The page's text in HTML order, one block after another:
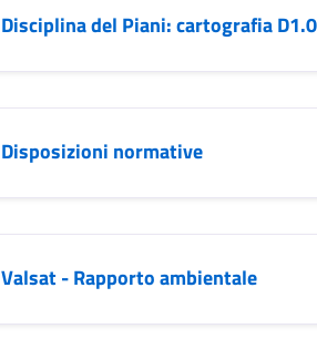
Disciplina del Piani: cartografia D1.0
Disposizioni normative
Valsat - Rapporto ambientale